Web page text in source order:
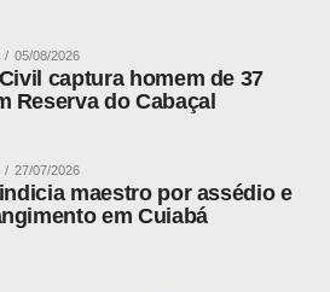
05/08/2026
captura homem de 37
Reserva do Cabaçal
27/07/2026
maestro por assédio e
em Cuiabá